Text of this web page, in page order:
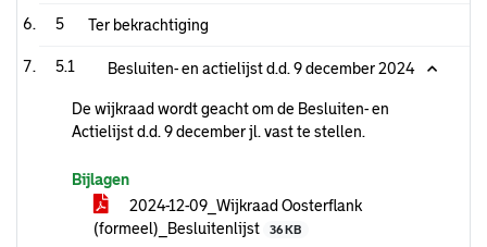
5 Ter bekrachtiging
5.1 Besluiten- en actielijst d.d. 9 december 2024
De wijkraad wordt geacht om de Besluiten- en
Actielijst d.d. 9 december jl. vast te stellen.
Bijlagen
2024-12-09_Wijkraad Oosterflank
(formeel)_Besluitenlijst
36 KB